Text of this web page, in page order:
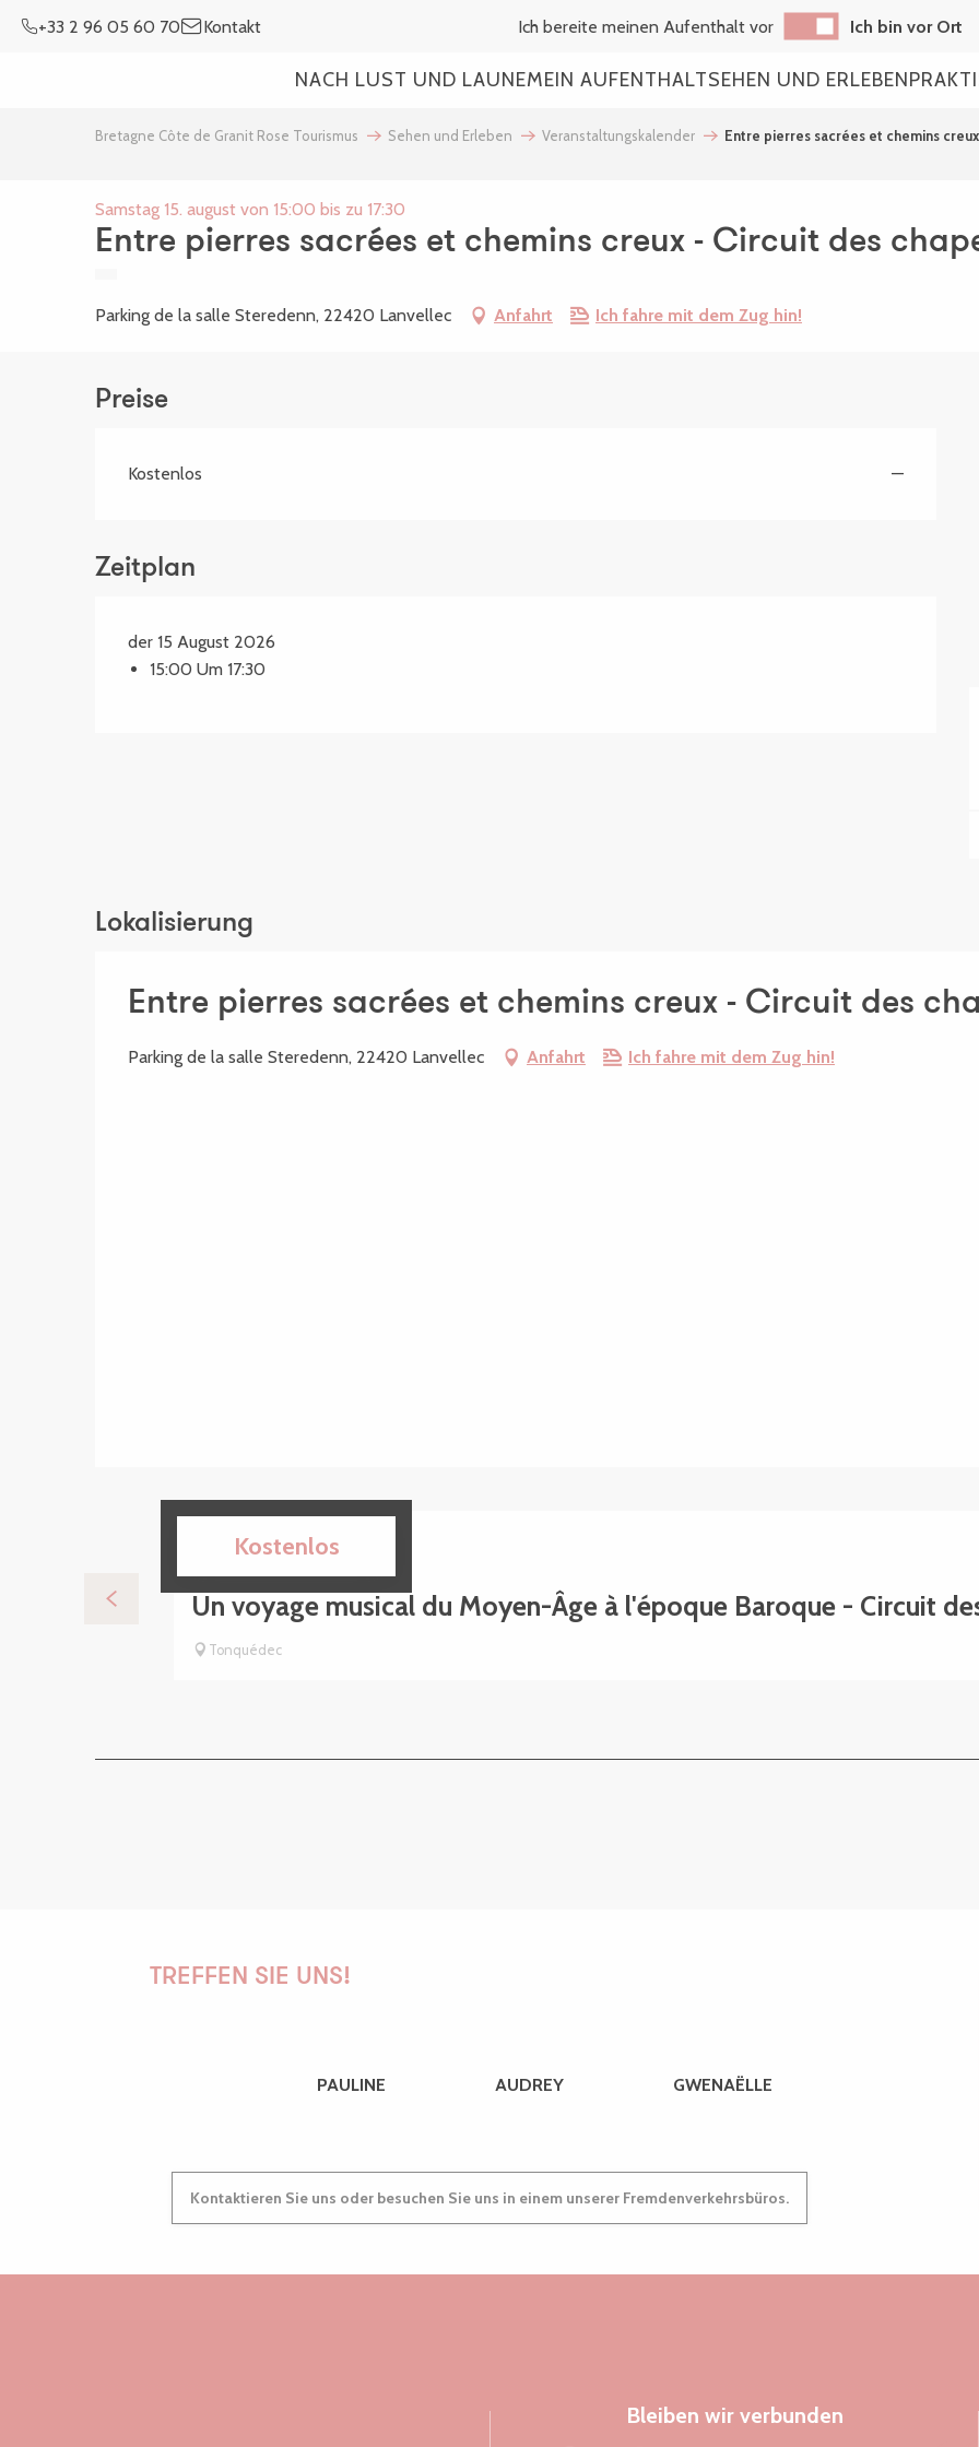
+33 2 96 05 60 70 Kontakt Ich bereite meinen Aufenthalt vor Ich bin vor Ort
NACH LUST UND LAUNEMEIN AUFENTHALTSEHEN UND ERLEBEN
Bretagne Côte de Granit Rose Tourismus Sehen und Erleben Veranstaltungskalender Entre pierres sacrées et chemins
Samstag 15. august von 15:00 bis zu 17:30
Entre pierres sacrées et chemins creux - Circuit des
Parking de la salle Steredenn, 22420 Lanvellec Anfahrt Ich fahre mit dem Zug hin!
Preise
Kostenlos —
Zeitplan
der 15 August 2026
15:00 Um 17:30
Lokalisierung
Entre pierres sacrées et chemins creux - Circuit des
Parking de la salle Steredenn, 22420 Lanvellec Anfahrt Ich fahre mit dem Zug hin!
Kostenlos
Un voyage musical du Moyen-Âge à l'époque Baroque - Circuit
Tonquédec
TREFFEN SIE UNS!
PAULINE AUDREY GWENAËLLE
Kontaktieren Sie uns oder besuchen Sie uns in einem unserer Fremdenverkehrsbüros.
Bleiben wir verbunden